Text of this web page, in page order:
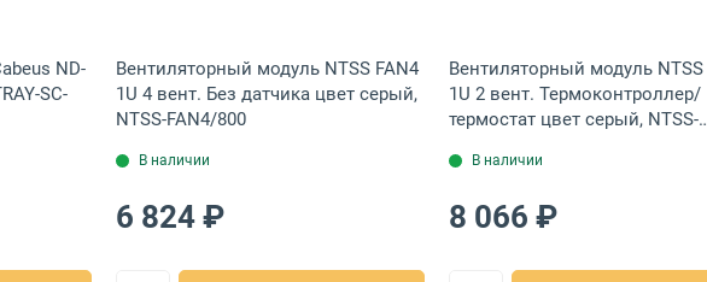
ND-
SC-
Вентиляторный модуль NTSS FAN4
1U 4 вент. Без датчика цвет серый,
NTSS-FAN4/800
В наличии
6 824 ₽
Вентиляторный модуль NTSS
1U 2 вент. Термоконтроллер/
термостат цвет серый, NTSS-
В наличии
8 066 ₽